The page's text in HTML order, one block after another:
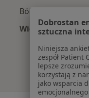
Ból kolana w
Więcej (15)
Więcej w
Dobrostan
sztuczna
Niniejsza
zespół Patient
lepsze
korzystają z
jako wsparcia